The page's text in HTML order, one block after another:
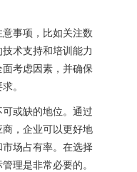
事项，比如关注数
术支持和培训能力
考虑因素，并确保
。
或缺的地位。通过
，企业可以更好地
场占有率。在选择
理是非常必要的。